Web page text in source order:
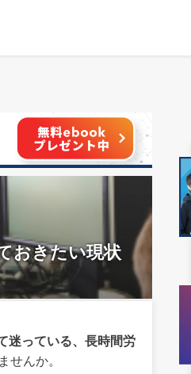
おきたい現状
迷っている、長時間労
せんか。